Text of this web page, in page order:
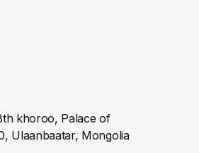
khoroo, Palace of
Ulaanbaatar, Mongolia